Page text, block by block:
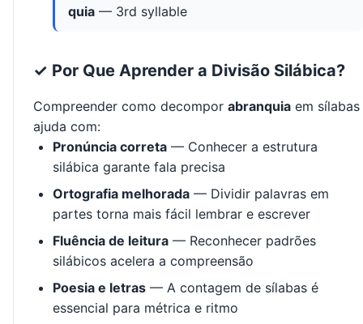
quia — 3rd syllable
✓ Por Que Aprender a Divisão Silábica?
Compreender como decompor abranquia em sílabas
ajuda com:
Pronúncia correta — Conhecer a estrutura
silábica garante fala precisa
Ortografia melhorada — Dividir palavras em
partes torna mais fácil lembrar e escrever
Fluência de leitura — Reconhecer padrões
silábicos acelera a compreensão
Poesia e letras — A contagem de sílabas é
essencial para métrica e ritmo